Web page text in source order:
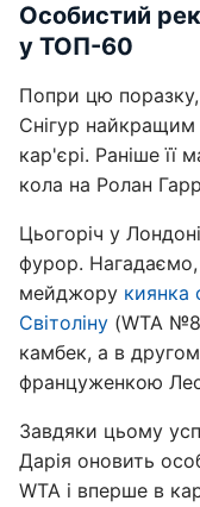
Особистий
у ТОП-60
Попри цю
Снігур найкращим
кар'єрі. Раніше її
кола на Ролан
Цьогоріч у
фурор.
мейджору киянка
Світоліну (WTA
камбек, а в
француженкою
Завдяки цьому
Дарія оновить
WTA і вперше в